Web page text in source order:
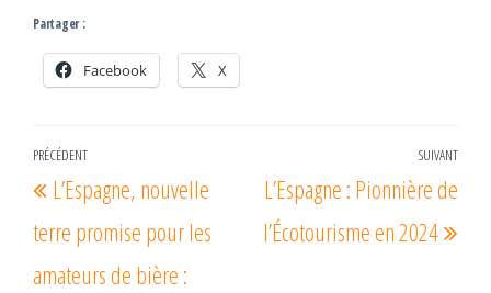
Partager :
Facebook X
Navigation
de
l’article
Article
précédent
PRÉCÉDENT
L’Espagne, nouvelle
terre promise pour les
amateurs de bière :
SUIVANT
L’Espagne : Pionnière de
l’Écotourisme en 2024